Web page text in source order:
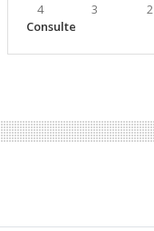
4 3
2
Consulte